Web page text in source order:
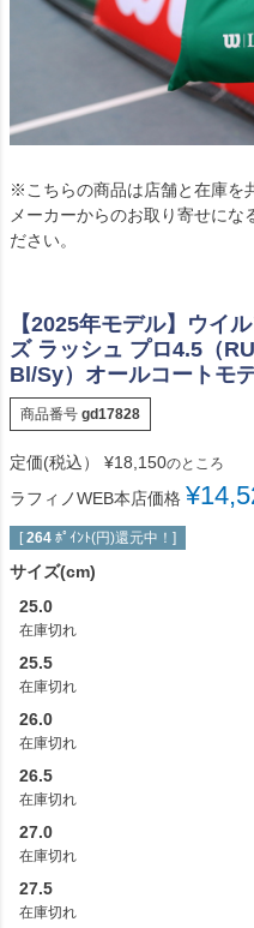
※こちらの商品は店舗と在庫を
メーカーからのお取り寄せにな
ださい。
【2025年モデル】ウイ
ズ ラッシュ プロ4.5（
Bl/Sy）オールコートモ
商品番号 gd17828
定価(税込） ¥18,150のところ
ラフィノWEB本店価格 ¥
[ 264 ﾎﾟｲﾝﾄ(円)還元中！]
サイズ(cm)
25.0
在庫切れ
25.5
在庫切れ
26.0
在庫切れ
26.5
在庫切れ
27.0
在庫切れ
27.5
在庫切れ